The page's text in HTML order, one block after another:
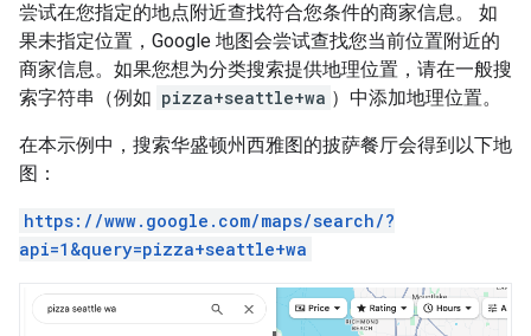
尝试在您指定的地点附近查找符合您条件的商家信息。 如
果未指定位置，Google 地图会尝试查找您当前位置附近的
商家信息。如果您想为分类搜索提供地理位置，请在一般搜
索字符串（例如 pizza+seattle+wa ）中添加地理位置。
在本示例中，搜索华盛顿州西雅图的披萨餐厅会得到以下地
图：
https://www.google.com/maps/search/?
api=1&query=pizza+seattle+wa